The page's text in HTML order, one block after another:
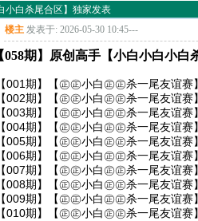
小白杀尾合区】独家发表
楼主 发表于: 2026-05-30 10:45---
058期】原创高手【小白小白小白
【001期】【㊣㊣小白㊣㊣杀一尾友谊
【002期】【㊣㊣小白㊣㊣杀一尾友谊
【003期】【㊣㊣小白㊣㊣杀一尾友谊
【004期】【㊣㊣小白㊣㊣杀一尾友谊
【005期】【㊣㊣小白㊣㊣杀一尾友谊
【006期】【㊣㊣小白㊣㊣杀一尾友谊
【007期】【㊣㊣小白㊣㊣杀一尾友谊
【008期】【㊣㊣小白㊣㊣杀一尾友谊
【009期】【㊣㊣小白㊣㊣杀一尾友谊
【010期】【㊣㊣小白㊣㊣杀一尾友谊